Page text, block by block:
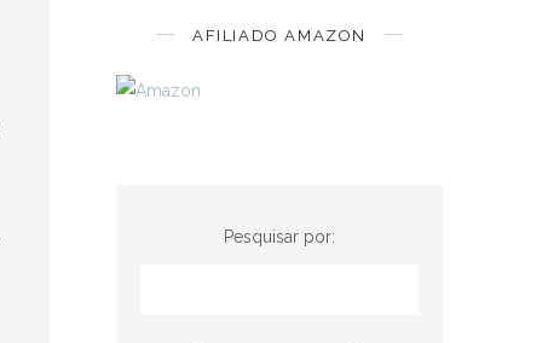
AFILIADO AMAZON
Pesquisar por: